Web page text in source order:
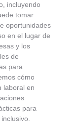
incluyendo
tomar
oportunidades
en el lugar de
y los
de
para
cómo
laboral en
para